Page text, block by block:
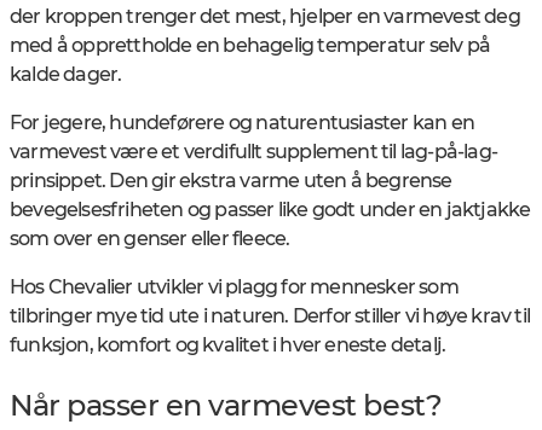
der kroppen trenger det mest, hjelper en varmevest deg
med å opprettholde en behagelig temperatur selv på
kalde dager.
For jegere, hundeførere og naturentusiaster kan en
varmevest være et verdifullt supplement til lag-på-lag-
prinsippet. Den gir ekstra varme uten å begrense
bevegelsesfriheten og passer like godt under en jaktjakke
som over en genser eller fleece.
Hos Chevalier utvikler vi plagg for mennesker som
tilbringer mye tid ute i naturen. Derfor stiller vi høye krav til
funksjon, komfort og kvalitet i hver eneste detalj.
Når passer en varmevest best?